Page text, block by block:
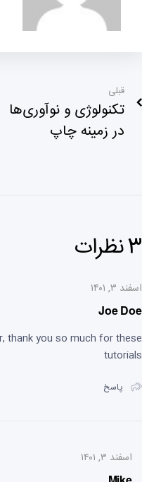
قبلی
تکنولوژی و نوآوری‌ها
در زمینه چاپ
3 نظرات
Joe Doe
اسفند ۳, ۱۴۰۱
thank you so much for these
tutorials
پاسخ
اسفند ۳, ۱۴۰۱